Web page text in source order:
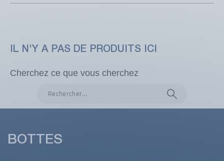
IL N'Y A PAS DE PRODUITS ICI
Cherchez ce que vous cherchez
BOTTES